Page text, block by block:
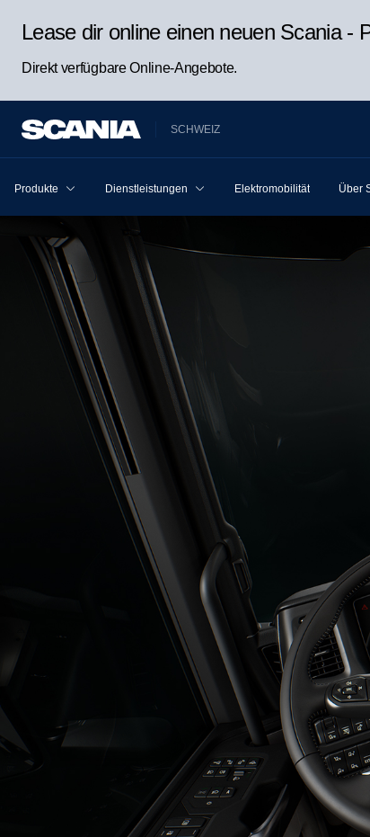
Lease dir online einen neuen Scania -
Direkt verfügbare Online-Angebote.
SCHWEIZ
Produkte Dienstleistungen Elektromobilität Über